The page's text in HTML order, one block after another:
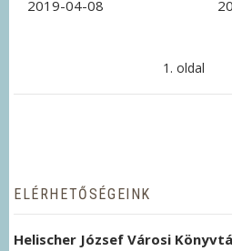
2019-04-08
1. oldal
ELÉRHETŐSÉGEINK
Helischer József Városi